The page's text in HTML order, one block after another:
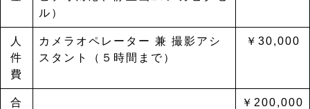
ル）
人
件
費
カメラオペレーター 兼 撮影アシ
スタント（５時間まで）
￥30,000
合
￥200,000